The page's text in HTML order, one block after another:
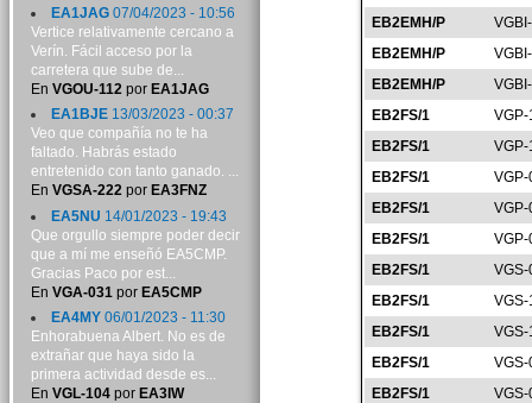
EB2EMH/P
EB2EMH/P
EB2EMH/P
EB2FS/1
EB2FS/1
EB2FS/1
EB2FS/1
EB2FS/1
EB2FS/1
EB2FS/1
EB2FS/1
EB2FS/1
EB2FS/1
EA1JAG07/04/2023 - 10:56
Vertice relativamente cercano a
Verín. Fácil acceso por la
carretera que sube de...
En VGOU-112por EA1JAG
EA1BJE13/03/2023 - 00:37
Veo que compañía no te ha
faltado. Habrás estado
entretenido con tanto ganado. ...
En VGSA-222por EA3FNZ
EA5NU 14/01/2023 - 19:43
Que orgullo siempre poder decir
que a mí me enseñó EA5CMP.
Gracias Paco por est...
En VGA-031 por EA5CMP
EA4MY06/01/2023 - 11:30
Enhorabuena Albert. No es de
extrañar que haya sido la
primera actividad desde es...
En VGL-104por EA3IW